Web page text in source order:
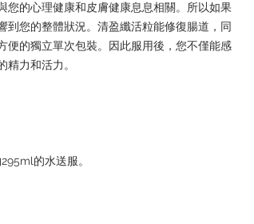
您的心理健康和皮膚健康息息相關。所以如果
到您的整體狀況。清盈纖活粒能修復腸道，同
便的獨立單次包裝。因此服用後，您不僅能感
精力和活力。
的水送服。